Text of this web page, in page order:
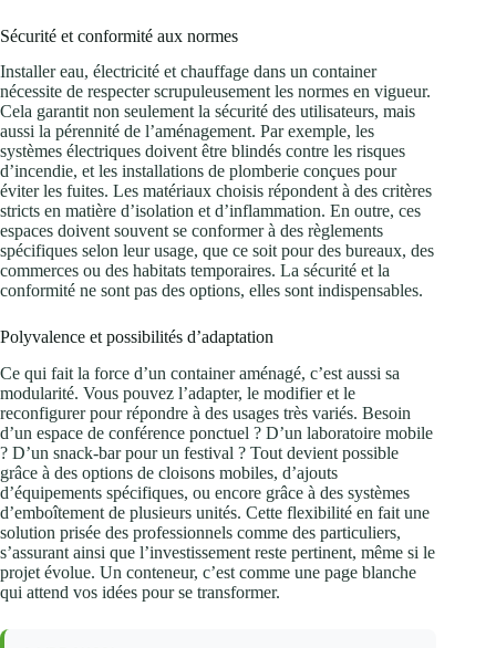
Sécurité et conformité aux normes
Installer eau, électricité et chauffage dans un container
nécessite de respecter scrupuleusement les normes en vigueur.
Cela garantit non seulement la sécurité des utilisateurs, mais
aussi la pérennité de l’aménagement. Par exemple, les
systèmes électriques doivent être blindés contre les risques
d’incendie, et les installations de plomberie conçues pour
éviter les fuites. Les matériaux choisis répondent à des critères
stricts en matière d’isolation et d’inflammation. En outre, ces
espaces doivent souvent se conformer à des règlements
spécifiques selon leur usage, que ce soit pour des bureaux, des
commerces ou des habitats temporaires. La sécurité et la
conformité ne sont pas des options, elles sont indispensables.
Polyvalence et possibilités d’adaptation
Ce qui fait la force d’un container aménagé, c’est aussi sa
modularité. Vous pouvez l’adapter, le modifier et le
reconfigurer pour répondre à des usages très variés. Besoin
d’un espace de conférence ponctuel ? D’un laboratoire mobile
? D’un snack-bar pour un festival ? Tout devient possible
grâce à des options de cloisons mobiles, d’ajouts
d’équipements spécifiques, ou encore grâce à des systèmes
d’emboîtement de plusieurs unités. Cette flexibilité en fait une
solution prisée des professionnels comme des particuliers,
s’assurant ainsi que l’investissement reste pertinent, même si le
projet évolue. Un conteneur, c’est comme une page blanche
qui attend vos idées pour se transformer.